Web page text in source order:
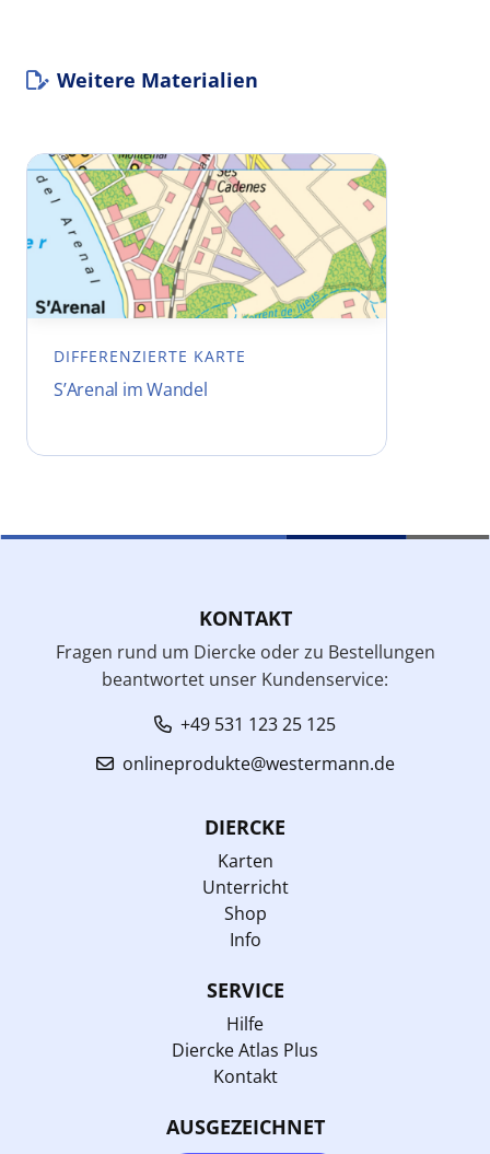
Weitere Materialien
DIFFERENZIERTE KARTE
S’Arenal im Wandel
KONTAKT
Fragen rund um Diercke oder zu Bestellungen
beantwortet unser Kundenservice:
+49 531 123 25 125
onlineprodukte@westermann.de
DIERCKE
Karten
Unterricht
Shop
Info
SERVICE
Hilfe
Diercke Atlas Plus
Kontakt
AUSGEZEICHNET